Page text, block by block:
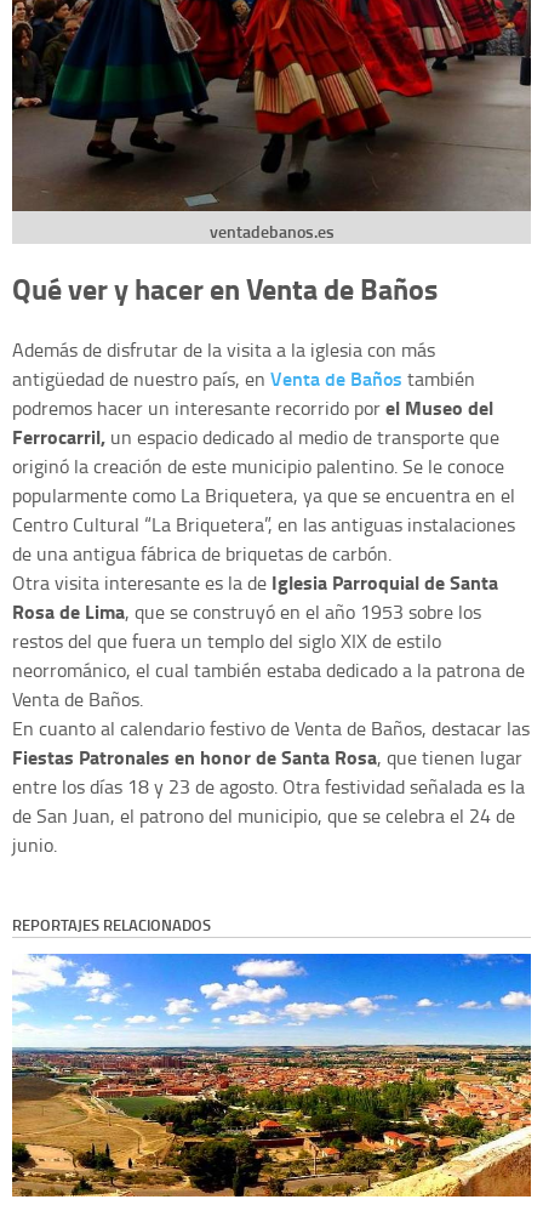
ventadebanos.es
Qué ver y hacer en Venta de Baños
Además de disfrutar de la visita a la iglesia con más
antigüedad de nuestro país, en Venta de Baños también
podremos hacer un interesante recorrido porel Museo del
Ferrocarril, un espacio dedicado al medio de transporte que
originó la creación de este municipio palentino. Se le conoce
popularmente como La Briquetera, ya que se encuentra en el
Centro Cultural “La Briquetera”, en las antiguas instalaciones
de una antigua fábrica de briquetas de carbón.
Otra visita interesante es la de Iglesia Parroquial de Santa
Rosa de Lima, que se construyó en el año 1953 sobre los
restos del que fuera un templo del siglo XIX de estilo
neorrománico, el cual también estaba dedicado a la patrona de
Venta de Baños.
En cuanto al calendario festivo de Venta de Baños, destacar las
Fiestas Patronales en honor de Santa Rosa, que tienen lugar
entre los días 18 y 23 de agosto. Otra festividad señalada es la
de San Juan, el patrono del municipio, que se celebra el 24 de
junio.
REPORTAJES RELACIONADOS